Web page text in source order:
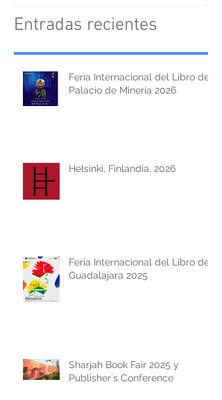
Entradas recientes
Feria Internacional del Libro del
Palacio de Minería 2026
Helsinki, Finlandia, 2026
Feria Internacional del Libro de
Guadalajara 2025
Sharjah Book Fair 2025 y
Publisher´s Conference